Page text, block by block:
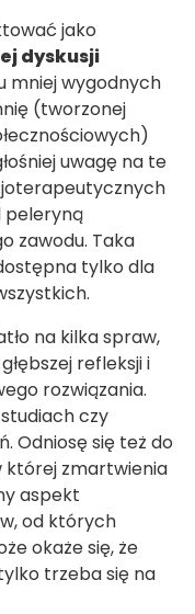
jako
dyskusji
mniej wygodnych
(tworzonej
uwagę na te
peleryną
zawodu. Taka
tylko dla
na kilka spraw,
refleksji i
rozwiązania.
czy
Odniosę się też do
której zmartwienia
aspekt
od których
okaże się, że
trzeba się na